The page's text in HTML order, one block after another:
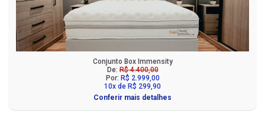
Conjunto Box Immensity
De:R$ 4.400,00
Por: R$ 2.999,00
10x de R$ 299,90
Conferir mais detalhes